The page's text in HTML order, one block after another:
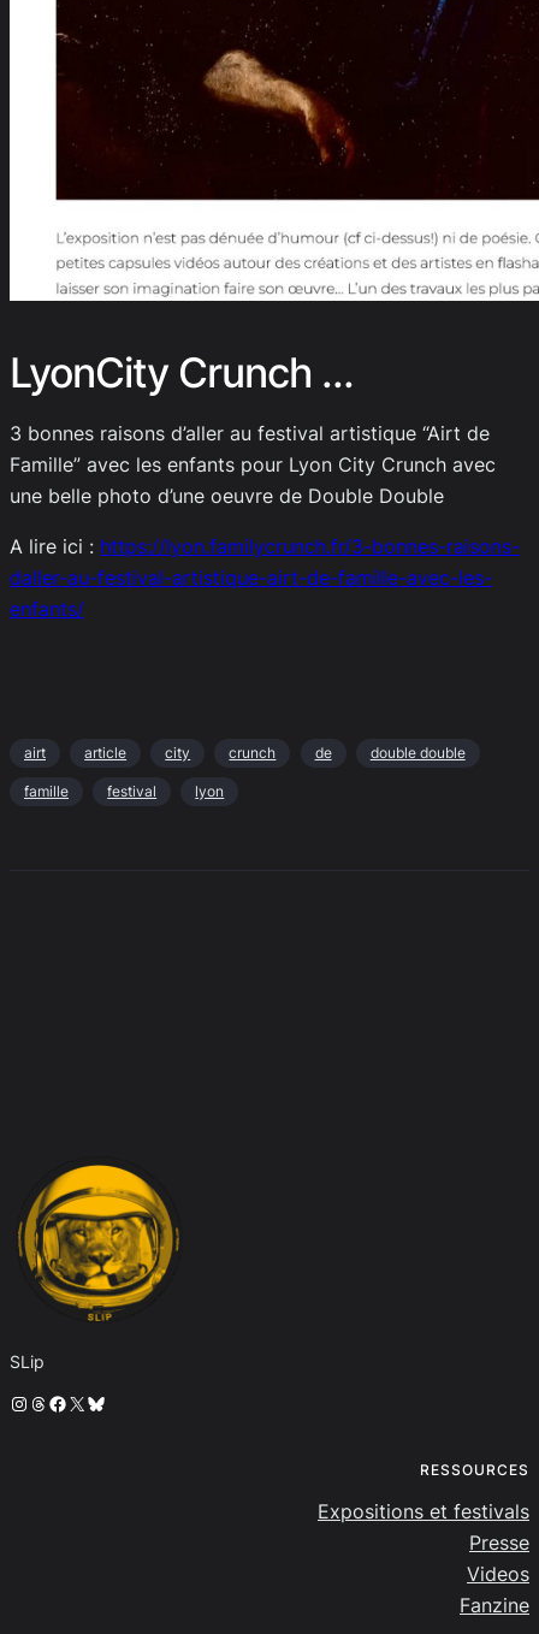
LyonCity Crunch …
3 bonnes raisons d’aller au festival artistique “Airt de
Famille” avec les enfants pour Lyon City Crunch avec
une belle photo d’une oeuvre de Double Double
A lire ici : https://lyon.familycrunch.fr/3-bonnes-raisons-
daller-au-festival-artistique-airt-de-famille-avec-les-
enfants/
airt article city crunch de double double
famille festival lyon
SLip
Instagram
Threads
Facebook
X Bluesky
RESSOURCES
Expositions et festivals
Presse
Videos
Fanzine